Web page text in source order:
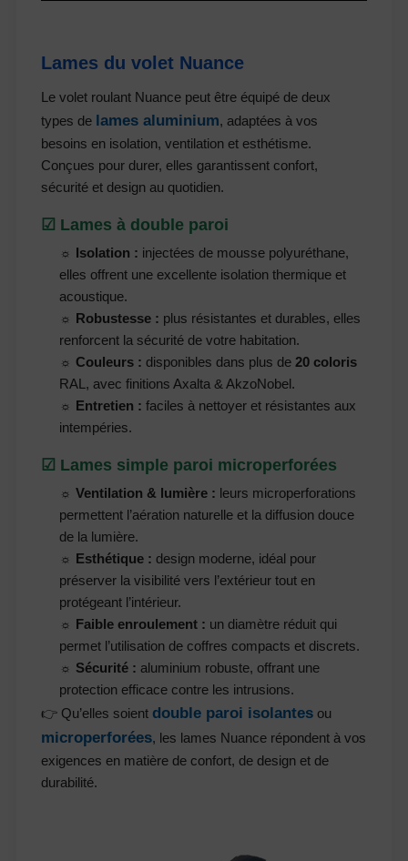
Lames du volet Nuance
Le volet roulant Nuance peut être équipé de deux
types de lames aluminium, adaptées à vos
besoins en isolation, ventilation et esthétisme.
Conçues pour durer, elles garantissent confort,
sécurité et design au quotidien.
☑ Lames à double paroi
☼ Isolation : injectées de mousse polyuréthane,
elles offrent une excellente isolation thermique et
acoustique.
☼ Robustesse : plus résistantes et durables, elles
renforcent la sécurité de votre habitation.
☼ Couleurs : disponibles dans plus de20 coloris
RAL, avec finitions Axalta & AkzoNobel.
☼ Entretien : faciles à nettoyer et résistantes aux
intempéries.
☑ Lames simple paroi microperforées
☼ Ventilation & lumière : leurs microperforations
permettent l’aération naturelle et la diffusion douce
de la lumière.
☼ Esthétique : design moderne, idéal pour
préserver la visibilité vers l’extérieur tout en
protégeant l’intérieur.
☼ Faible enroulement : un diamètre réduit qui
permet l’utilisation de coffres compacts et discrets.
☼ Sécurité : aluminium robuste, offrant une
protection efficace contre les intrusions.
👉 Qu’elles soient double paroi isolantes ou
microperforées, les lames Nuance répondent à vos
exigences en matière de confort, de design et de
durabilité.